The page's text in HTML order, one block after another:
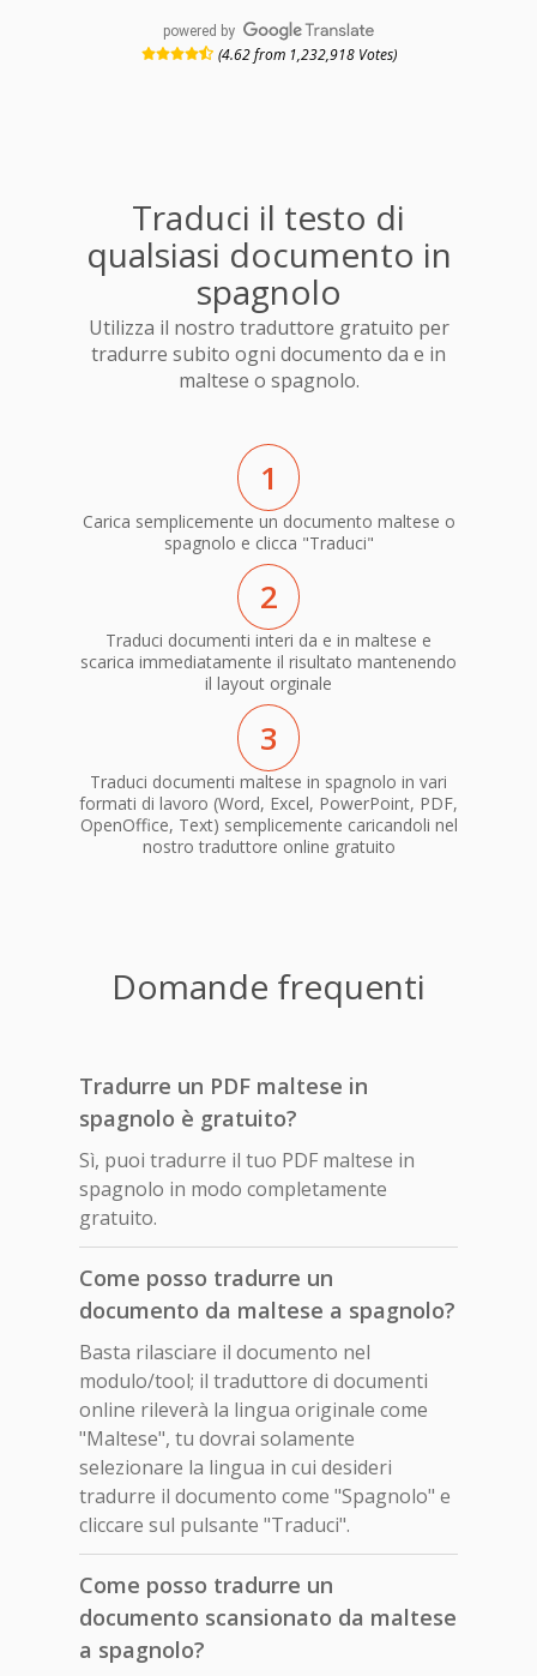
powered by
(4.62 from 1,232,918 Votes)
Traduci il testo di
qualsiasi documento in
spagnolo
Utilizza il nostro traduttore gratuito per
tradurre subito ogni documento da e in
maltese o spagnolo.
1
Carica semplicemente un documento maltese o
spagnolo e clicca "Traduci"
2
Traduci documenti interi da e in maltese e
scarica immediatamente il risultato mantenendo
il layout orginale
3
Traduci documenti maltese in spagnolo in vari
formati di lavoro (Word, Excel, PowerPoint, PDF,
OpenOffice, Text) semplicemente caricandoli nel
nostro traduttore online gratuito
Domande frequenti
Tradurre un PDF maltese in
spagnolo è gratuito?
Sì, puoi tradurre il tuo PDF maltese in
spagnolo in modo completamente
gratuito.
Come posso tradurre un
documento da maltese a spagnolo?
Basta rilasciare il documento nel
modulo/tool; il traduttore di documenti
online rileverà la lingua originale come
"Maltese", tu dovrai solamente
selezionare la lingua in cui desideri
tradurre il documento come "Spagnolo" e
cliccare sul pulsante "Traduci".
Come posso tradurre un
documento scansionato da maltese
a spagnolo?